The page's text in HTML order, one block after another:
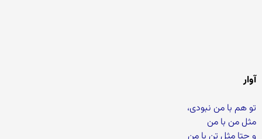
آوار
تو هم با من نبودی،
مثل من با من